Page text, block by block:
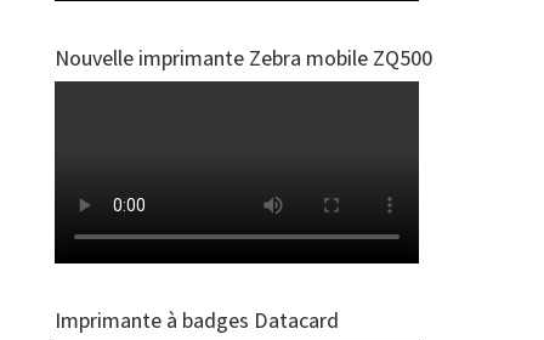
Nouvelle imprimante Zebra mobile ZQ500
Imprimante à badges Datacard